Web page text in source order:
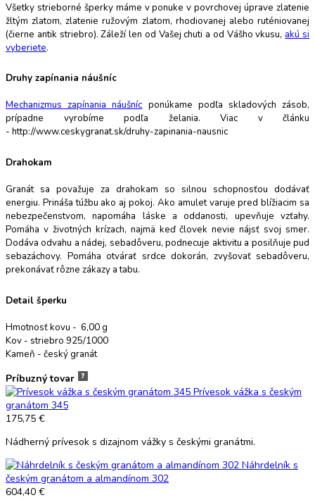
Všetky strieborné šperky máme v ponuke v povrchovej úprave zlatenie
žltým zlatom, zlatenie ružovým zlatom, rhodiovanej alebo ruténiovanej
(čierne antik striebro). Záleží len od Vašej chuti a od Vášho vkusu, akú si
vyberiete.
Druhy zapínania náušníc
Mechanizmus zapínania náušníc ponúkame podľa skladových zásob,
prípadne vyrobíme podľa želania. Viac v článku
- http://www.ceskygranat.sk/druhy-zapinania-nausnic
Drahokam
Granát sa považuje za drahokam so silnou schopnosťou dodávať
energiu. Prináša túžbu ako aj pokoj. Ako amulet varuje pred blížiacim sa
nebezpečenstvom, napomáha láske a oddanosti, upevňuje vzťahy.
Pomáha v životných krízach, najmä keď človek nevie nájsť svoj smer.
Dodáva odvahu a nádej, sebadôveru, podnecuje aktivitu a posilňuje pud
sebazáchovy. Pomáha otvárať srdce dokorán, zvyšovať sebadôveru,
prekonávať rôzne zákazy a tabu.
Detail šperku
Hmotnosť kovu - 6,00 g
Kov - striebro 925/1000
Kameň - český granát
Príbuzný tovar
Prívesok vážka s českým
granátom 345
175,75 €
Nádherný prívesok s dizajnom vážky s českými granátmi.
Náhrdelník s
českým granátom a almandínom 302
604,40 €